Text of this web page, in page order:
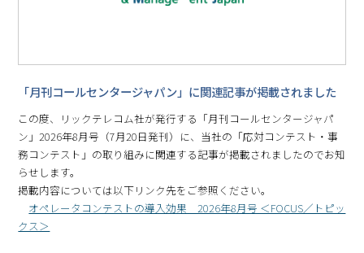
「月刊コールセンタージャパン」に関連記事が掲載されました
この度、リックテレコム社が発行する「月刊コールセンタージャパ
ン」2026年8月号（7月20日発刊）に、当社の「応対コンテスト・事
務コンテスト」の取り組みに関連する記事が掲載されましたのでお知
らせします。
掲載内容については以下リンク先をご参照ください。
オペレータコンテストの導入効果 2026年8月号 ＜FOCUS／トピッ
クス＞